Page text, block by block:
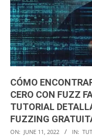
CÓMO
CERO CON FUZZ
TUTORIAL
FUZZING
2022-
ON: JUNE 11, 2022 IN: